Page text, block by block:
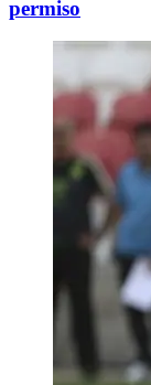
permiso